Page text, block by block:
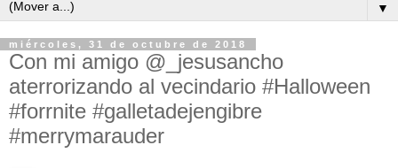
▼
miércoles, 31 de octubre de 2018
Con mi amigo @_jesusancho
aterrorizando al vecindario #Halloween
#forrnite #galletadejengibre
#merrymarauder